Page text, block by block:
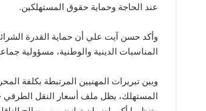
عند الحاجة وحماية حقوق المستهلكين.
وأكد حسن آيت علي أن حماية القدرة
المناسبات الدينية والوطنية، مسؤولية
وبين تبريرات المهنيين المرتبطة بكلفة
المستهلك، يظل ملف أسعار النقل الطرقي